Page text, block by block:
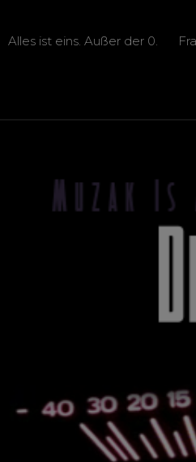
Alles ist eins. Außer der 0.